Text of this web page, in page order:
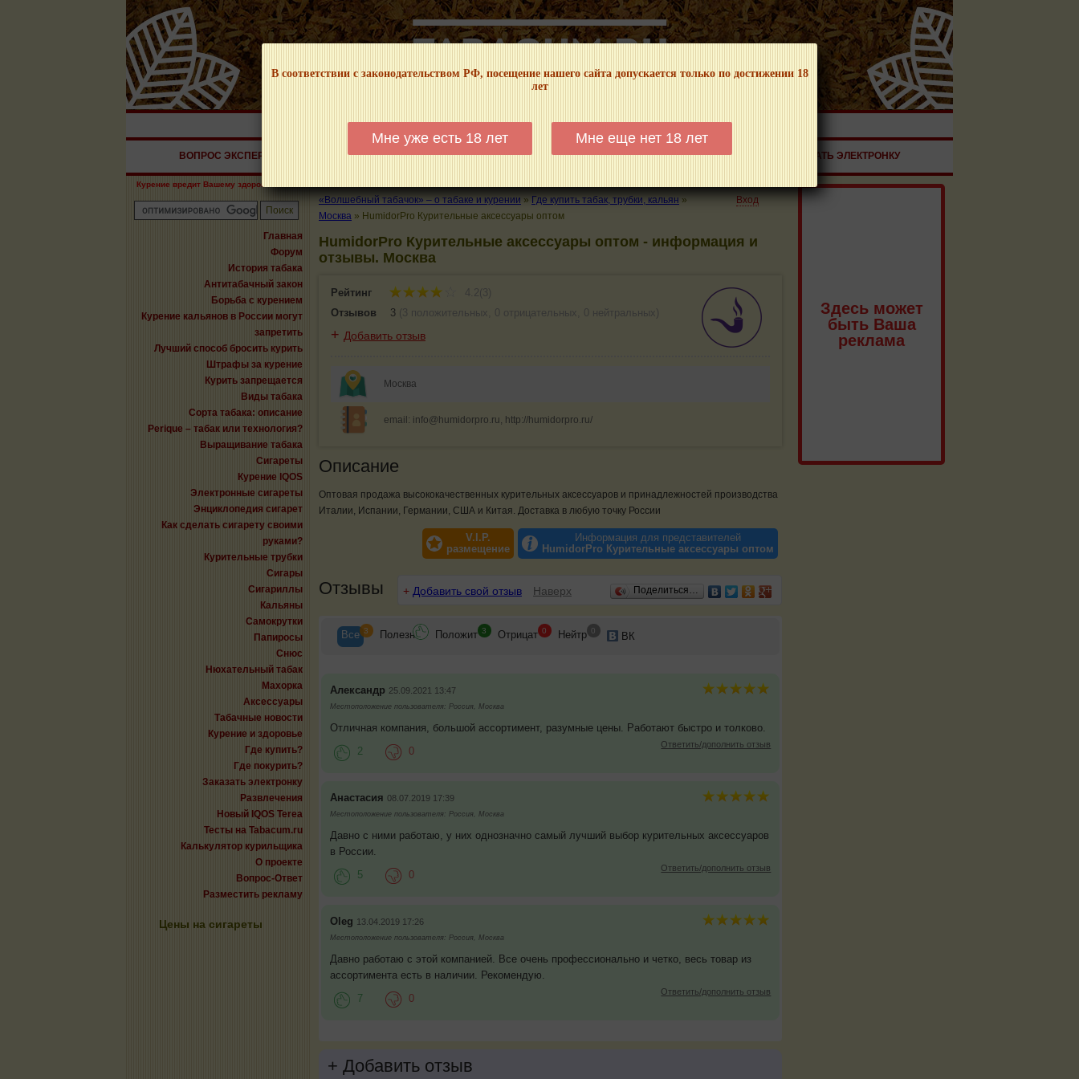
В соответствии с законодательством РФ, посещение нашего сайта допускается только по достижении 18
лет
Мне уже есть 18 лет Мне еще нет 18 лет
НАШ ПОРТАЛ – ИНФОРМАЦИОННЫЙ! МЫ НЕ ЗАНИМАЕМСЯ ПРОДАЖЕЙ И РЕКЛАМОЙ ТАБАЧНОЙ ПРОДУКЦИИ!
ВОПРОС ЭКСПЕРТУ КАЛЬЯНЫ ТРУБКИ ГДЕ КУПИТЬ ГДЕ ПОКУРИТЬ КУРЕНИЕ И ЗДОРОВЬЕ ЗАКАЗАТЬ ЭЛЕКТРОНКУ
Курение вредит Вашему здоровью!
Главная
Форум
История табака
Антитабачный закон
Борьба с курением
Курение кальянов в России могут
запретить
Лучший способ бросить курить
Штрафы за курение
Курить запрещается
Виды табака
Сорта табака: описание
Perique – табак или технология?
Выращивание табака
Сигареты
Курение IQOS
Электронные сигареты
Энциклопедия сигарет
Как сделать сигарету своими
руками?
Курительные трубки
Сигары
Сигариллы
Кальяны
Самокрутки
Папиросы
Снюс
Нюхательный табак
Махорка
Аксессуары
Табачные новости
Курение и здоровье
Где купить?
Где покурить?
Заказать электронку
Развлечения
Новый IQOS Terea
Тесты на Tabacum.ru
Калькулятор курильщика
О проекте
Вопрос-Ответ
Разместить рекламу
Цены на сигареты
«Волшебный табачок» – о табаке и курении » Где купить табак, трубки, кальян »
Москва » HumidorPro Курительные аксессуары оптом
Вход
HumidorPro Курительные аксессуары оптом - информация и
отзывы. Москва
Рейтинг
4.2(3)
Отзывов
3 ( 3 положительных 0 отрицательных 0 нейтральных )
+ Добавить отзыв
Москва
email: info@humidorpro.ru, http://humidorpro.ru/
Описание
Оптовая продажа высококачественных курительных аксессуаров и принадлежностей производства
Италии, Испании, Германии, США и Китая. Доставка в любую точку России
V.I.P.
размещение
Информация для представителей
HumidorPro Курительные аксессуары оптом
Отзывы + Добавить свой отзыв Наверх Поделиться…
Все 3 Полезн Положит 3 Отрицат 0 Нейтр 0 ВК
Александр 25.09.2021 13:47
Местоположение пользователя: Россия, Москва
Отличная компания, большой ассортимент, разумные цены. Работают быстро и толково.
Ответить/дополнить отзыв
2 0
Анастасия 08.07.2019 17:39
Местоположение пользователя: Россия, Москва
Давно с ними работаю, у них однозначно самый лучший выбор курительных аксессуаров
в России.
Ответить/дополнить отзыв
5 0
Oleg 13.04.2019 17:26
Местоположение пользователя: Россия, Москва
Давно работаю с этой компанией. Все очень профессионально и четко, весь товар из
ассортимента есть в наличии. Рекомендую.
Ответить/дополнить отзыв
7 0
+ Добавить отзыв
Здесь может
быть Ваша
реклама